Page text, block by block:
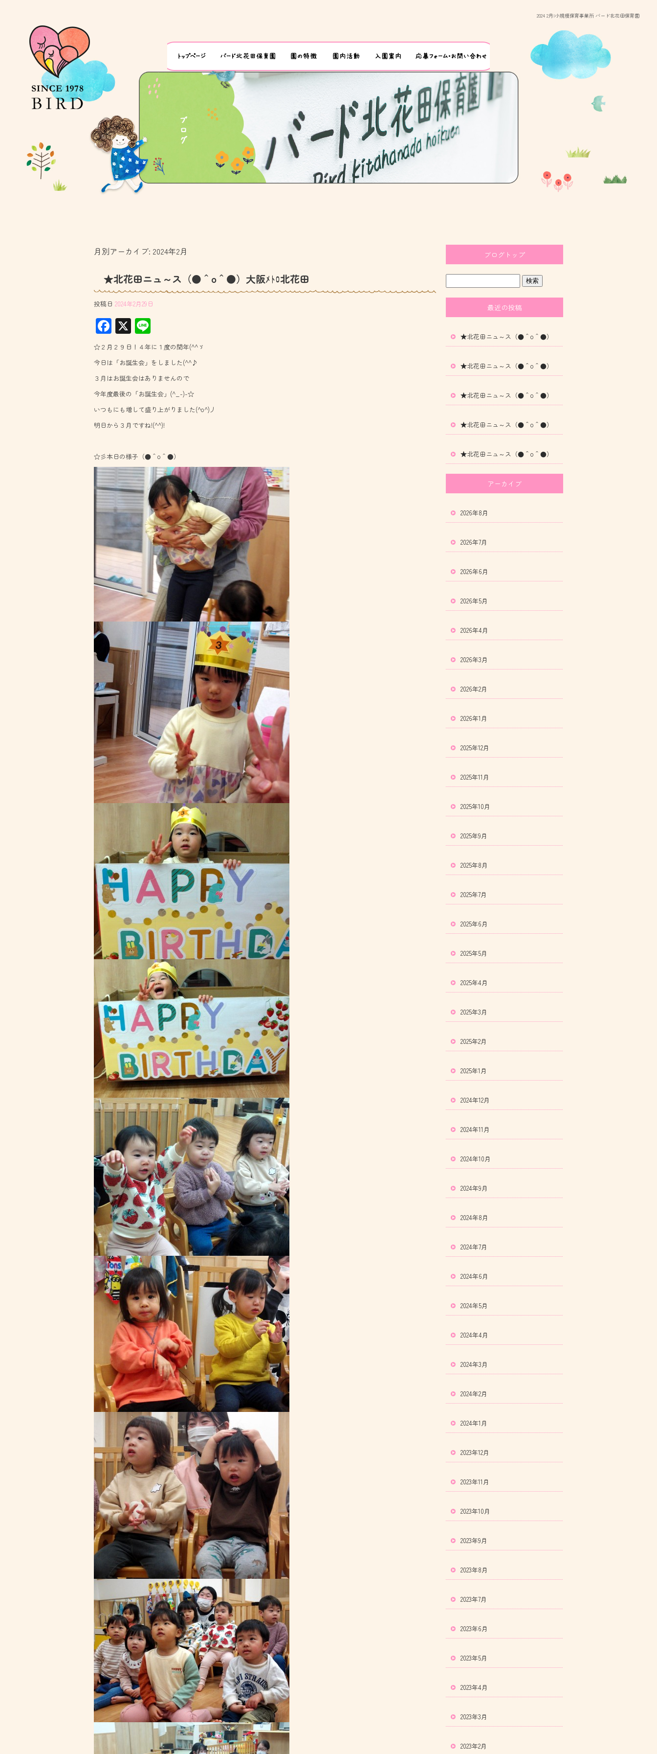
2024 2月|小規模保育事業所 バード北花田保育園
月別アーカイブ: 2024年2月
★北花田ニュ～ス（●＾o＾●）大阪ﾒﾄﾛ北花田
投稿日 2024年2月29日
F
ac
e
b
o
ok
X
ne
☆２月２９日！４年に１度の閏年(^^ゞ
今日は「お誕生会」をしました(^^♪
３月はお誕生会はありませんので
今年度最後の「お誕生会」(^_-)-☆
いつもにも増して盛り上がりました(^o^)丿
明日から３月ですね!(^^)!
☆彡本日の様子（●＾o＾●）
ブログトップ
最近の投稿
★北花田ニュ～ス（●＾o＾●）
★北花田ニュ～ス（●＾o＾●）
★北花田ニュ～ス（●＾o＾●）
★北花田ニュ～ス（●＾o＾●）
★北花田ニュ～ス（●＾o＾●）
アーカイブ
2026年8月
2026年7月
2026年6月
2026年5月
2026年4月
2026年3月
2026年2月
2026年1月
2025年12月
2025年11月
2025年10月
2025年9月
2025年8月
2025年7月
2025年6月
2025年5月
2025年4月
2025年3月
2025年2月
2025年1月
2024年12月
2024年11月
2024年10月
2024年9月
2024年8月
2024年7月
2024年6月
2024年5月
2024年4月
2024年3月
2024年2月
2024年1月
2023年12月
2023年11月
2023年10月
2023年9月
2023年8月
2023年7月
2023年6月
2023年5月
2023年4月
2023年3月
2023年2月